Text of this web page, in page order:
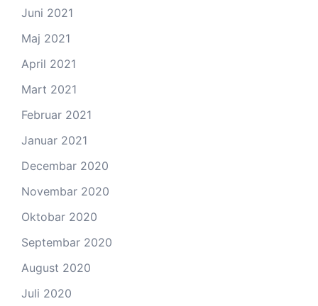
Juni 2021
Maj 2021
April 2021
Mart 2021
Februar 2021
Januar 2021
Decembar 2020
Novembar 2020
Oktobar 2020
Septembar 2020
August 2020
Juli 2020